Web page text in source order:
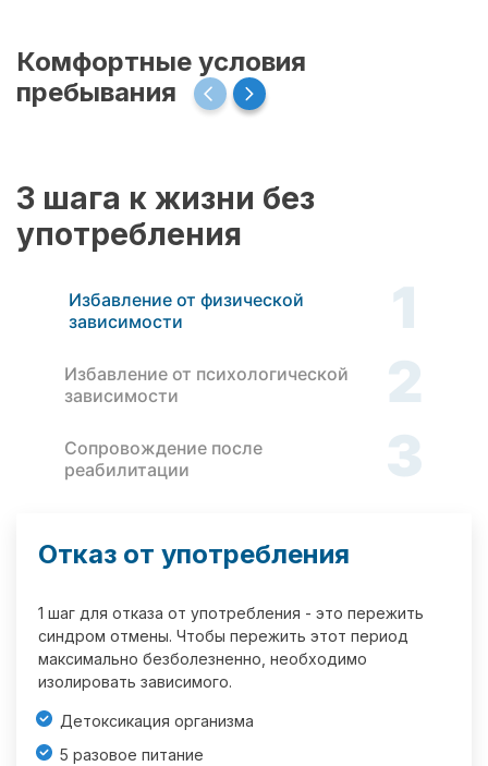
Комфортные условия
пребывания
3 шага к жизни без
употребления
Избавление от физической
зависимости
1
Избавление от психологической
зависимости
2
Сопровождение после
реабилитации
3
Отказ от употребления
1 шаг для отказа от употребления - это пережить
синдром отмены. Чтобы пережить этот период
максимально безболезненно, необходимо
изолировать зависимого.
Детоксикация организма
5 разовое питание